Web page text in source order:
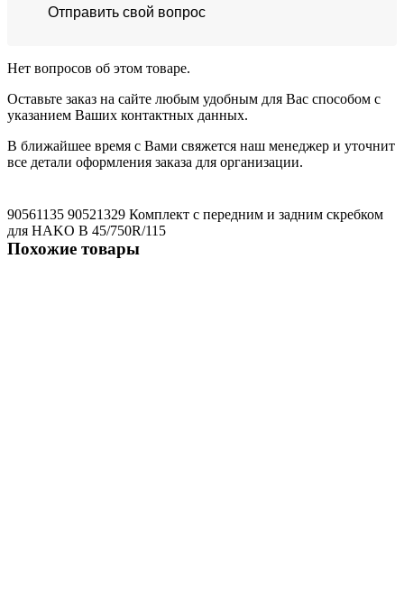
Отправить свой вопрос
Нет вопросов об этом товаре.
Оставьте заказ на сайте любым удобным для Вас способом с
указанием Ваших контактных данных.
В ближайшее время с Вами свяжется наш менеджер и уточнит
все детали оформления заказа для организации.
90561135 90521329 Комплект с передним и задним скребком
для HAKO B 45/750R/115
Похожие товары